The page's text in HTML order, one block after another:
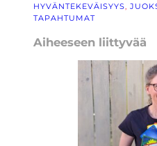
HYVÄNTEKEVÄISYYS,
TAPAHTUMAT
Aiheeseen liittyvää